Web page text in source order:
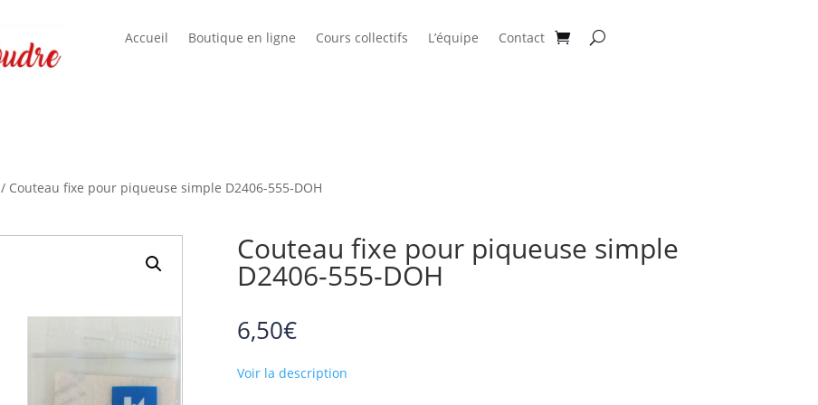
Accueil Boutique en ligne Cours collectifs L’équipe Contact
/ Couteau fixe pour piqueuse simple D2406-555-DOH
Couteau fixe pour piqueuse simple
D2406-555-DOH
6,50€
Voir la description